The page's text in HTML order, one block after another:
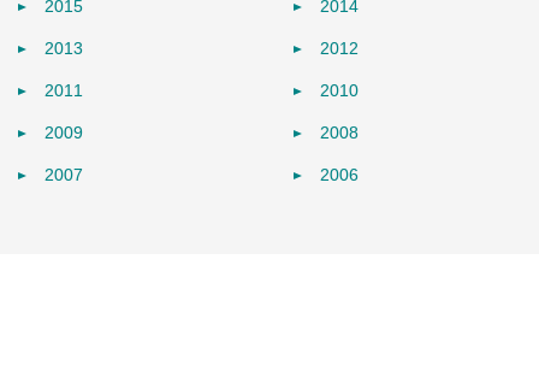
2015 2014
2013 2012
2011 2010
2009 2008
2007 2006